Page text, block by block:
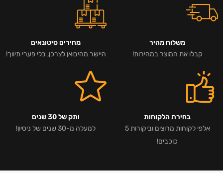
משלוח מהיר
קבלו את המוצר במהירות!
מחירים סיטונאים
היישר מהיבואן לצרכן, בלי פערי תיווך!
בחירת הלקוחות
אלפי לקוחות מרוצים וביקורות 5
כוכבים!
ותק של 30 שנים
למעלה מ-30 שנים של ניסיון!